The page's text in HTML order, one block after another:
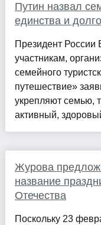
Путин назвал
единства и
Президент России
участникам,
семейного
путешествие»
укрепляют семью,
активный,
Журова
название
Отечества
Поскольку 23